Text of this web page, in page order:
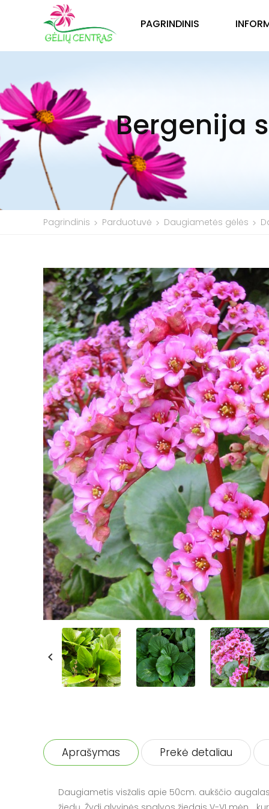
PAGRINDINIS
Bergenija
Pagrindinis Parduotuvė Daugiametės gėlės

Aprašymas Prekė detaliau
Daugiametis visžalis apie 50cm. aukščio